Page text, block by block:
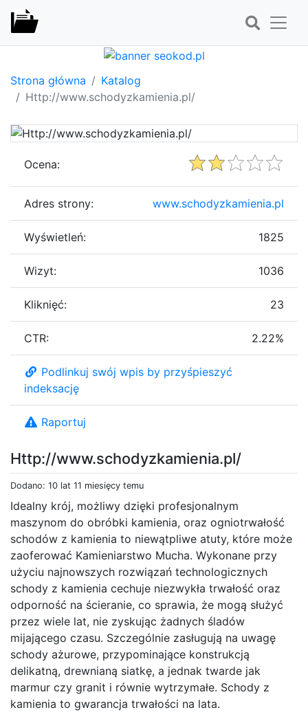
Strona główna
Katalog
Http://www.schodyzkamienia.pl/
Http://www.schodyzkamienia.pl/
Dodano: 10 lat 11 miesięcy temu
Idealny krój, możliwy dzięki profesjonalnym
maszynom do obróbki kamienia, oraz ogniotrwałość
schodów z kamienia to niewątpliwe atuty, które może
zaoferować Kamieniarstwo Mucha. Wykonane przy
użyciu najnowszych rozwiązań technologicznych
schody z kamienia cechuje niezwykła trwałość oraz
odporność na ścieranie, co sprawia, że mogą służyć
przez wiele lat, nie zyskując żadnych śladów
mijającego czasu. Szczególnie zasługują na uwagę
schody ażurowe, przypominające konstrukcją
delikatną, drewnianą siatkę, a jednak twarde jak
marmur czy granit i równie wytrzymałe. Schody z
kamienia to gwarancja trwałości na lata.
Ocena:
Adres strony: www.schodyzkamienia.pl
Wyświetleń: 1825
Wizyt: 1036
Kliknięć: 23
CTR: 2.22%
Podlinkuj swój wpis by przyśpieszyć
indeksację
Raportuj